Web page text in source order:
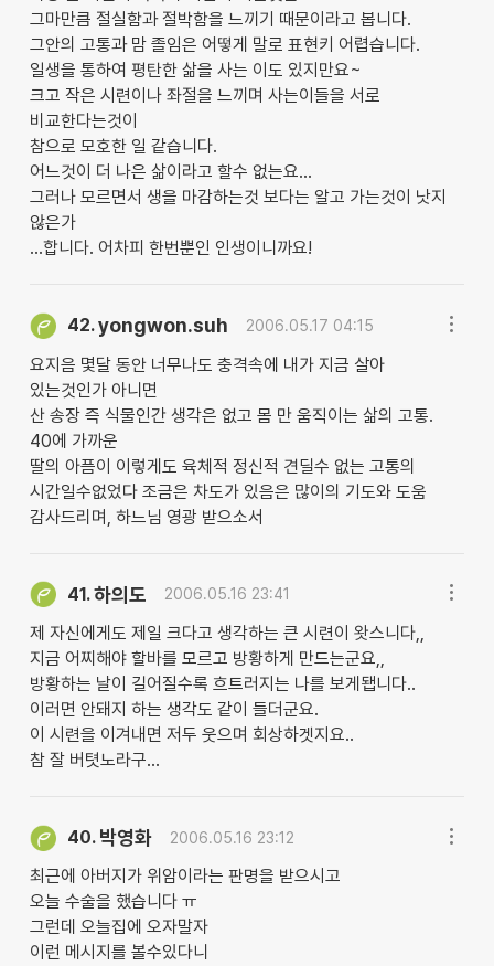
그마만큼 절실함과 절박함을 느끼기 때문이라고 봅니다.
그안의 고통과 맘 졸임은 어떻게 말로 표현키 어렵습니다.
일생을 통하여 평탄한 삶을 사는 이도 있지만요~
크고 작은 시련이나 좌절을 느끼며 사는이들을 서로
비교한다는것이
참으로 모호한 일 같습니다.
어느것이 더 나은 삶이라고 할수 없는요...
그러나 모르면서 생을 마감하는것 보다는 알고 가는것이 낫지
않은가
...합니다. 어차피 한번뿐인 인생이니까요!
42.yongwon.suh 2006.05.17 04:15
요지음 몇달 동안 너무나도 충격속에 내가 지금 살아
있는것인가 아니면
산 송장 즉 식물인간 생각은 없고 몸 만 움직이는 삶의 고통.
40에 가까운
딸의 아픔이 이렇게도 육체적 정신적 견딜수 없는 고통의
시간일수없었다 조금은 차도가 있음은 많이의 기도와 도움
감사드리며, 하느님 영광 받으소서
41.하의도 2006.05.16 23:41
제 자신에게도 제일 크다고 생각하는 큰 시련이 왓스니다,,
지금 어찌해야 할바를 모르고 방황하게 만드는군요,,
방황하는 날이 길어질수록 흐트러지는 나를 보게됍니다..
이러면 안돼지 하는 생각도 같이 들더군요.
이 시련을 이겨내면 저두 웃으며 회상하겟지요..
참 잘 버텻노라구...
40. 박영화 2006.05.16 23:12
최근에 아버지가 위암이라는 판명을 받으시고
오늘 수술을 했습니다 ㅠ
그런데 오늘집에 오자말자
이런 메시지를 볼수있다니